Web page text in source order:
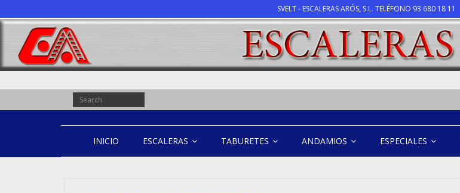
SVELT - ESCALERAS ARÓS, S.L. TELÉFONO 93 680 18 11
INICIO ESCALERAS TABURETES ANDAMIOS ESPECIALES